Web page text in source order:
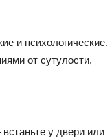
и психологические.
от сутулости,
у двери или